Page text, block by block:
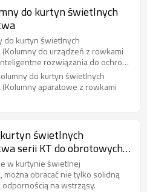
do kurtyn świetlnych
do kurtyn świetlnych
do urządzeń z rowkami
rozwiązania do ochrony
do kurtyn świetlnych
aparatowe z rowkami
świetlnych
serii KT do obrotowych
KT-08
w kurtynie świetlnej
obracać nie tylko solidną
odpornością na wstrząsy.